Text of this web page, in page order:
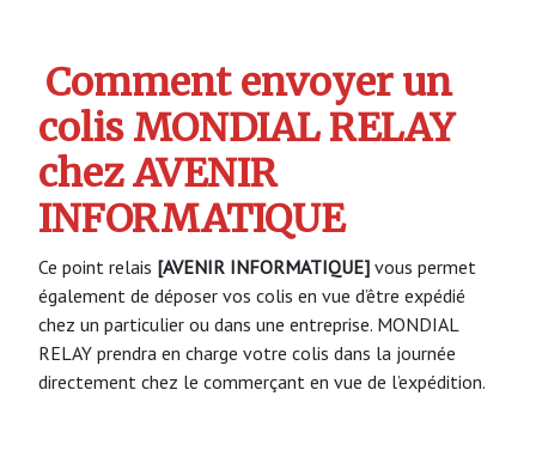
Comment envoyer un
colis MONDIAL RELAY
chez AVENIR
INFORMATIQUE
Ce point relais [AVENIR INFORMATIQUE] vous permet
également de déposer vos colis en vue d’être expédié
chez un particulier ou dans une entreprise. MONDIAL
RELAY prendra en charge votre colis dans la journée
directement chez le commerçant en vue de l’expédition.